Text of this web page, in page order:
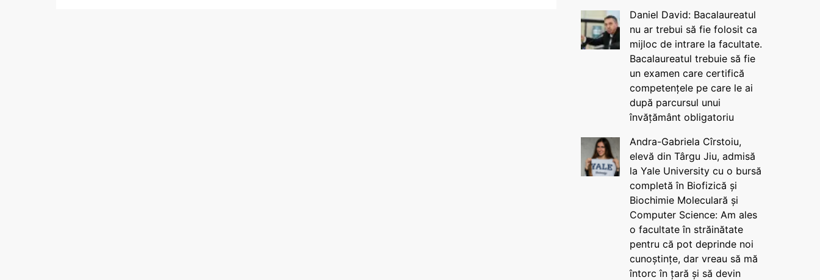
Daniel David: Bacalaureatul
nu ar trebui să fie folosit ca
mijloc de intrare la facultate.
Bacalaureatul trebuie să fie
un examen care certifică
competențele pe care le ai
după parcursul unui
învățământ obligatoriu
Andra-Gabriela Cîrstoiu,
elevă din Târgu Jiu, admisă
la Yale University cu o bursă
completă în Biofizică și
Biochimie Moleculară și
Computer Science: Am ales
o facultate în străinătate
pentru că pot deprinde noi
cunoștințe, dar vreau să mă
întorc în țară și să devin